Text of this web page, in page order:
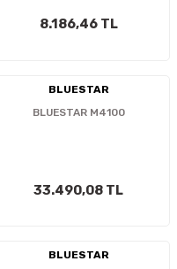
8.186,46 TL
BLUESTAR
BLUESTAR M4100
33.490,08 TL
BLUESTAR